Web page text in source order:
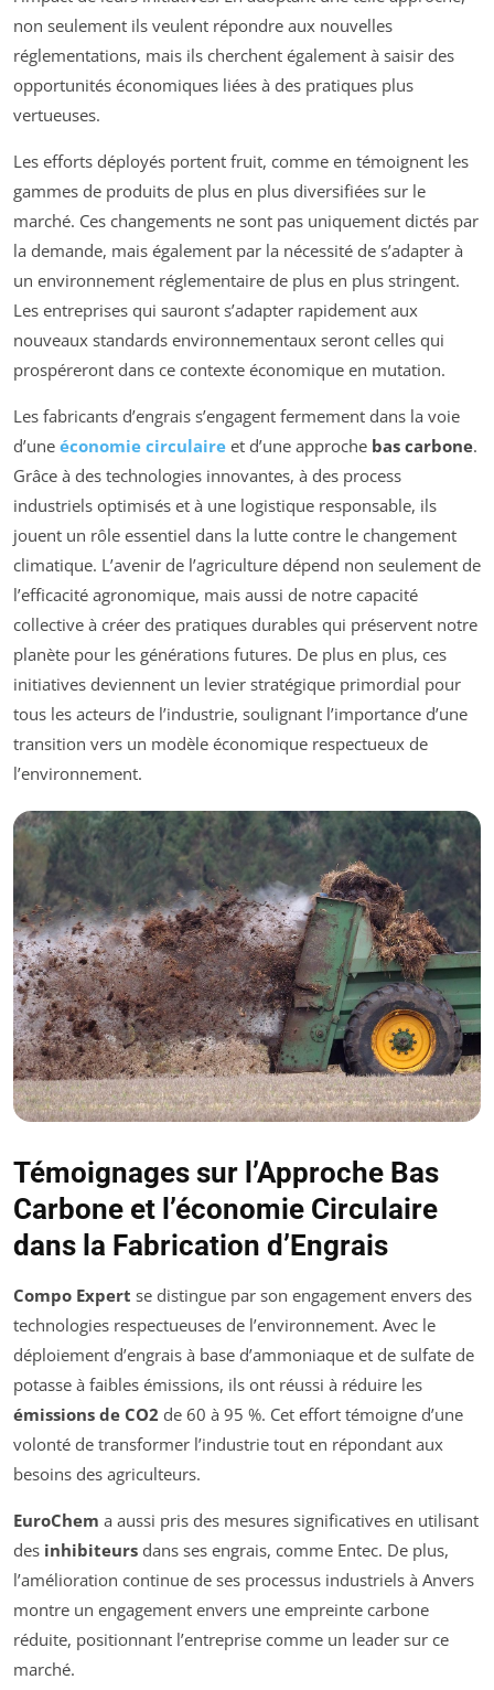
non seulement ils veulent répondre aux nouvelles
réglementations, mais ils cherchent également à saisir des
opportunités économiques liées à des pratiques plus
vertueuses.
Les efforts déployés portent fruit, comme en témoignent les
gammes de produits de plus en plus diversifiées sur le
marché. Ces changements ne sont pas uniquement dictés par
la demande, mais également par la nécessité de s’adapter à
un environnement réglementaire de plus en plus stringent.
Les entreprises qui sauront s’adapter rapidement aux
nouveaux standards environnementaux seront celles qui
prospéreront dans ce contexte économique en mutation.
Les fabricants d’engrais s’engagent fermement dans la voie
d’une économie circulaire et d’une approche bas carbone.
Grâce à des technologies innovantes, à des process
industriels optimisés et à une logistique responsable, ils
jouent un rôle essentiel dans la lutte contre le changement
climatique. L’avenir de l’agriculture dépend non seulement de
l’efficacité agronomique, mais aussi de notre capacité
collective à créer des pratiques durables qui préservent notre
planète pour les générations futures. De plus en plus, ces
initiatives deviennent un levier stratégique primordial pour
tous les acteurs de l’industrie, soulignant l’importance d’une
transition vers un modèle économique respectueux de
l’environnement.
Témoignages sur l’Approche Bas
Carbone et l’économie Circulaire
dans la Fabrication d’Engrais
Compo Expert se distingue par son engagement envers des
technologies respectueuses de l’environnement. Avec le
déploiement d’engrais à base d’ammoniaque et de sulfate de
potasse à faibles émissions, ils ont réussi à réduire les
émissions de CO2 de 60 à 95 %. Cet effort témoigne d’une
volonté de transformer l’industrie tout en répondant aux
besoins des agriculteurs.
EuroChem a aussi pris des mesures significatives en utilisant
des inhibiteurs dans ses engrais, comme Entec. De plus,
l’amélioration continue de ses processus industriels à Anvers
montre un engagement envers une empreinte carbone
réduite, positionnant l’entreprise comme un leader sur ce
marché.